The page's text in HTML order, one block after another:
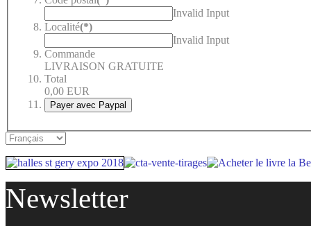
Invalid Input
Localité(*)
Invalid Input
Commande
LIVRAISON GRATUITE
Total
0,00 EUR
Newsletter